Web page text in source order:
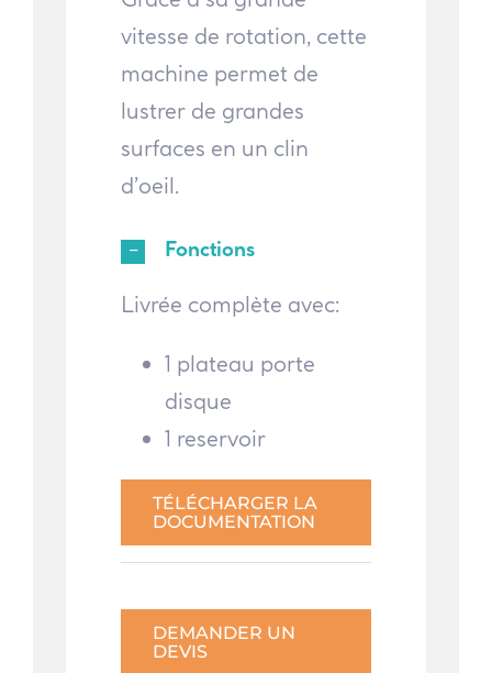
vitesse de rotation, cette
machine permet de
lustrer de grandes
surfaces en un clin
d’oeil.
Fonctions
Livrée complète avec:
1 plateau porte
disque
1 reservoir
TÉLÉCHARGER LA
DOCUMENTATION
DEMANDER UN
DEVIS